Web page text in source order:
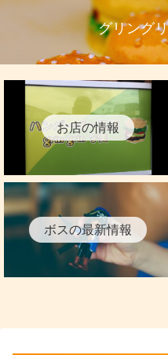
グリング
お店の情報
ボスの最新情報